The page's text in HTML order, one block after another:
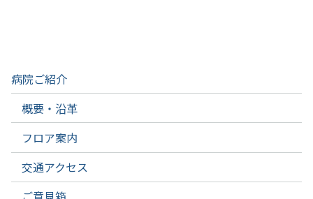
病院ご紹介
概要・沿革
フロア案内
交通アクセス